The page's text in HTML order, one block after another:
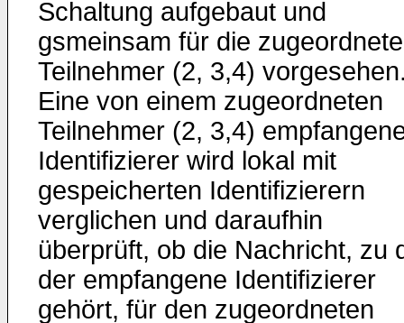
Schaltung aufgebaut und
gsmeinsam für die
Teilnehmer (2, 3,4)
Eine von einem zugeordneten
Teilnehmer (2, 3,4)
Identifizierer wird lokal mit
gespeicherten Identifizierern
verglichen und daraufhin
überprüft, ob die Nachricht, zu
der empfangene Identifizierer
gehört, für den zugeordneten